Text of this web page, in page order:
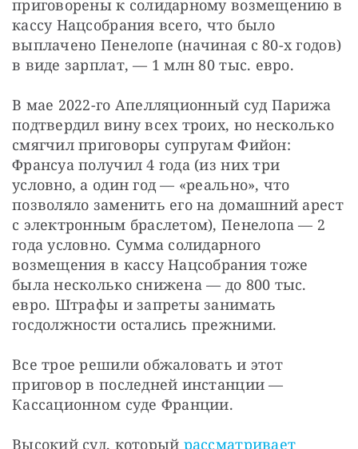
приговорены к солидарному возмещению в
кассу Нацсобрания всего, что было
выплачено Пенелопе (начиная с 80-х годов)
в виде зарплат, — 1 млн 80 тыс. евро.
В мае 2022-го Апелляционный суд Парижа
подтвердил вину всех троих, но несколько
смягчил приговоры супругам Фийон:
Франсуа получил 4 года (из них три
условно, а один год — «реально», что
позволяло заменить его на домашний арест
с электронным браслетом), Пенелопа — 2
года условно. Сумма солидарного
возмещения в кассу Нацсобрания тоже
была несколько снижена — до 800 тыс.
евро. Штрафы и запреты занимать
госдолжности остались прежними.
Все трое решили обжаловать и этот
приговор в последней инстанции —
Кассационном суде Франции.
Высокий суд, который рассматривает